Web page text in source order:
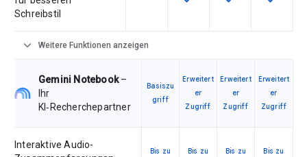
Schreibstil
expand_more Weitere Funktionen anzeigen
Gemini Notebook–
Ihr
KI‑Recherchepartner
Basiszu
griff
Erweitert
er
Zugriff
Erweitert
er
Zugriff
Erweitert
er
Zugriff
Interaktive Audio-
Bis zu
Bis zu
Bis zu
Bis zu